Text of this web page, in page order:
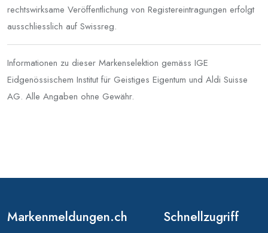
rechtswirksame Veröffentlichung von Registereintragungen erfolgt
ausschliesslich auf Swissreg.
Informationen zu dieser Markenselektion gemäss IGE
Eidgenössischem Institut für Geistiges Eigentum und Aldi Suisse
AG. Alle Angaben ohne Gewähr.
Markenmeldungen.ch Schnellzugriff